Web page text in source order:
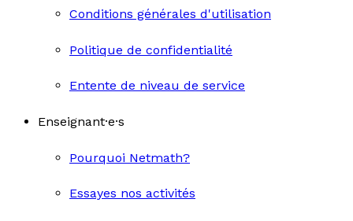
Conditions générales d'utilisation
Politique de confidentialité
Entente de niveau de service
Enseignant·e·s
Pourquoi Netmath?
Essayes nos activités